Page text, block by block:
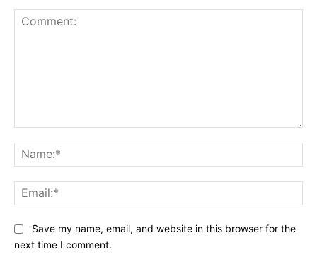
Save my name, email, and website in this browser for the
next time I comment.